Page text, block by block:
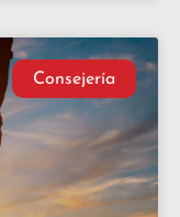
Consejería